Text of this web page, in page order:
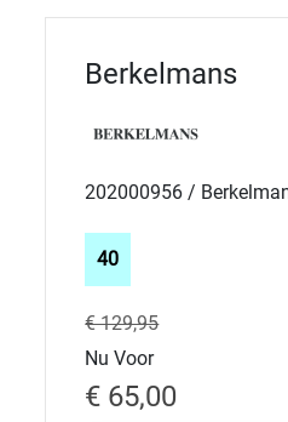
Berkelmans
202000956 /
40
€ 129,95
Nu Voor
€ 65,00